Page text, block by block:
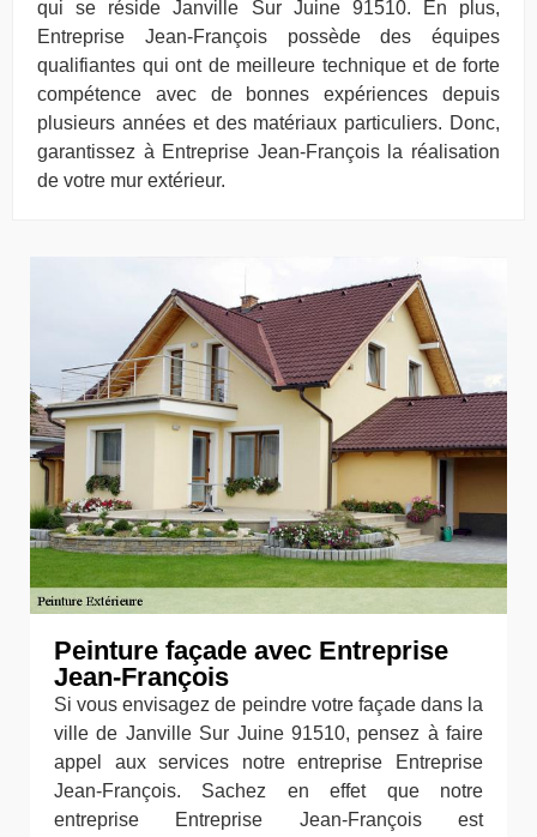
qui se réside Janville Sur Juine 91510. En plus,
Entreprise Jean-François possède des équipes
qualifiantes qui ont de meilleure technique et de forte
compétence avec de bonnes expériences depuis
plusieurs années et des matériaux particuliers. Donc,
garantissez à Entreprise Jean-François la réalisation
de votre mur extérieur.
Peinture façade avec Entreprise
Jean-François
Si vous envisagez de peindre votre façade dans la
ville de Janville Sur Juine 91510, pensez à faire
appel aux services notre entreprise Entreprise
Jean-François. Sachez en effet que notre
entreprise Entreprise Jean-François est